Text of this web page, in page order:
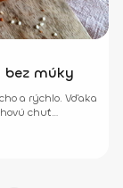
múky
a rýchlo. Vďaka
chuť